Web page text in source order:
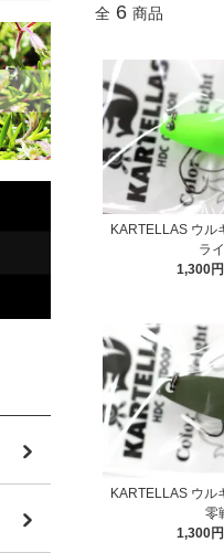
全 6 商品
KARTELLAS ウル
ラ
1,300
KARTELLAS ウル
零
1,300